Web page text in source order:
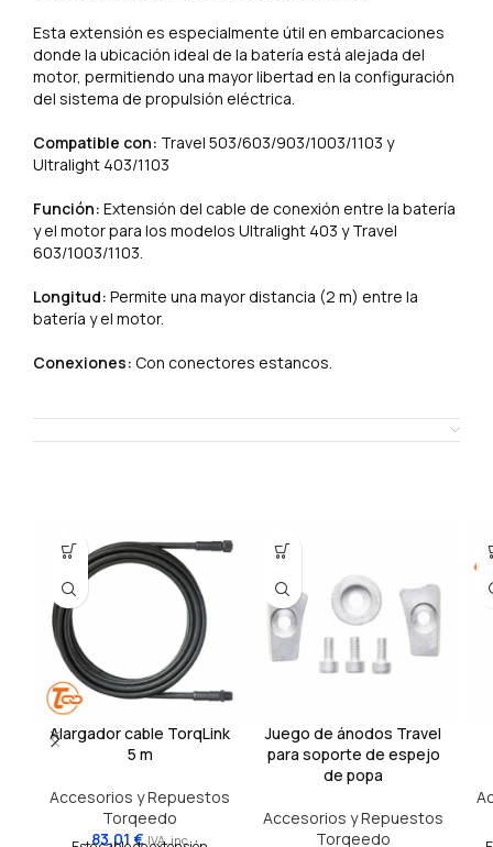
Esta extensión es especialmente útil en embarcaciones
donde la ubicación ideal de la batería está alejada del
motor, permitiendo una mayor libertad en la configuración
del sistema de propulsión eléctrica.
Compatible con: Travel 503/603/903/1003/1103 y
Ultralight 403/1103
Función: Extensión del cable de conexión entre la batería
y el motor para los modelos Ultralight 403 y Travel
603/1003/1103.
Longitud: Permite una mayor distancia (2 m) entre la
batería y el motor.
Conexiones: Con conectores estancos.
Alargador cable TorqLink
5 m
Accesorios y Repuestos
Torqeedo
83,01€ IVA. inc
Juego de ánodos Travel
para soporte de espejo
de popa
Accesorios y Repuestos
Torqeedo